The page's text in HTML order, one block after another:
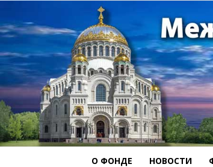
О ФОНДЕ НОВОСТИ